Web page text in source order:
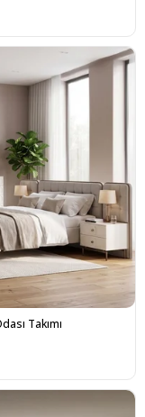
Takımı